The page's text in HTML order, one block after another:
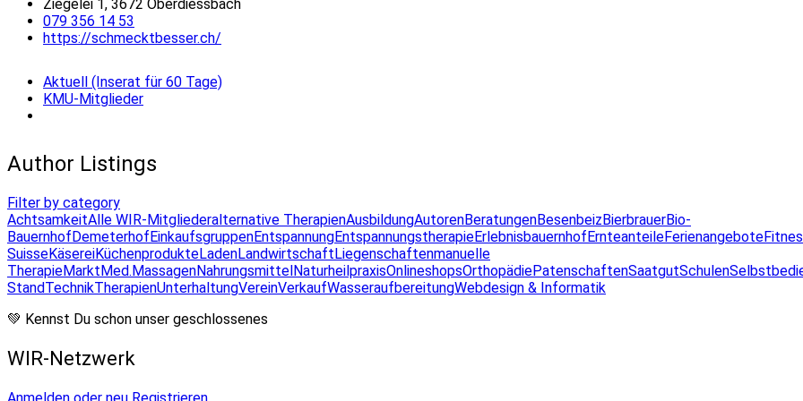
Ziegelei 1, 3672 Oberdiessbach
079 356 14 53
https://schmecktbesser.ch/
Aktuell (Inserat für 60 Tage)
KMU-Mitglieder
Author Listings
Filter by category
AchtsamkeitAlle WIR-Mitgliederalternative TherapienAusbildungAutorenBeratungenBesenbeizBierbrauerBio-
BauernhofDemeterhofEinkaufsgruppenEntspannungEntspannungstherapieErlebnisbauernhofErnteanteileFerienangebote
SuisseKäsereiKüchenprodukteLadenLandwirtschaftLiegenschaftenmanuelle
TherapieMarktMed.MassagenNahrungsmittelNaturheilpraxisOnlineshopsOrthopädiePatenschaftenSaatgutSchulen
StandTechnikTherapienUnterhaltungVereinVerkaufWasseraufbereitungWebdesign & Informatik
💚 Kennst Du schon unser geschlossenes
WIR-Netzwerk